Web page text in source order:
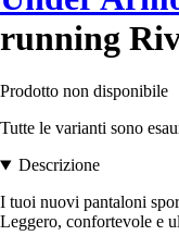
running
Prodotto non disponibile
Tutte le varianti sono
Descrizione
I tuoi nuovi pantaloni
Leggero, confortevole e